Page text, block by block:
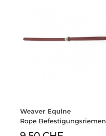
Weaver Equine
Rope Befestigungsriemen